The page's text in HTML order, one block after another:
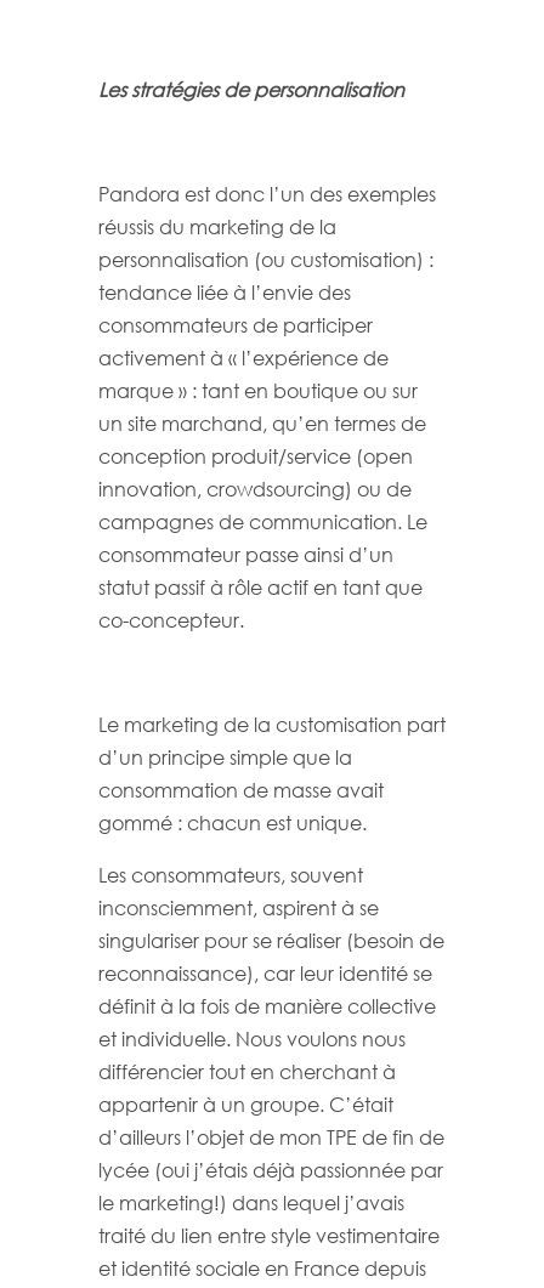
Les stratégies de personnalisation
Pandora est donc l’un des exemples
réussis du marketing de la
personnalisation (ou customisation) :
tendance liée à l’envie des
consommateurs de participer
activement à « l’expérience de
marque » : tant en boutique ou sur
un site marchand, qu’en termes de
conception produit/service (open
innovation, crowdsourcing) ou de
campagnes de communication. Le
consommateur passe ainsi d’un
statut passif à rôle actif en tant que
co-concepteur.
Le marketing de la customisation part
d’un principe simple que la
consommation de masse avait
gommé : chacun est unique.
Les consommateurs, souvent
inconsciemment, aspirent à se
singulariser pour se réaliser (besoin de
reconnaissance), car leur identité se
définit à la fois de manière collective
et individuelle. Nous voulons nous
différencier tout en cherchant à
appartenir à un groupe. C’était
d’ailleurs l’objet de mon TPE de fin de
lycée (oui j’étais déjà passionnée par
le marketing!) dans lequel j’avais
traité du lien entre style vestimentaire
et identité sociale en France depuis